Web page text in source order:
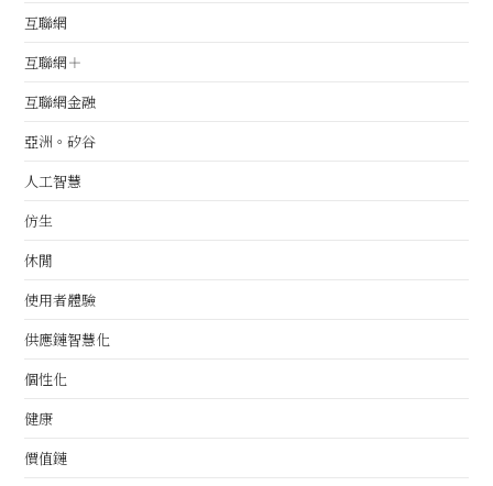
互聯網
互聯網＋
互聯網金融
亞洲。矽谷
人工智慧
仿生
休閒
使用者體驗
供應鏈智慧化
個性化
健康
價值鏈